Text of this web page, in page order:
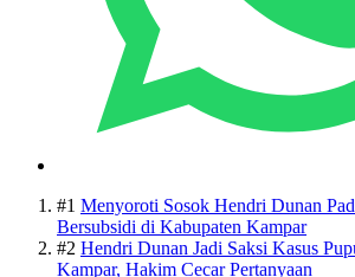
#1 Menyoroti Sosok Hendri Dunan
Bersubsidi di Kabupaten Kampar
#2 Hendri Dunan Jadi Saksi Kasus
Kampar, Hakim Cecar Pertanyaan